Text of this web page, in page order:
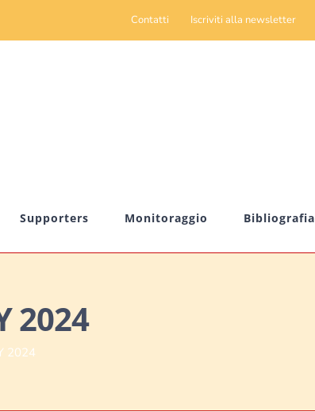
Contatti Iscriviti alla newsletter
Supporters Monitoraggio Bibliografia
2024
2024